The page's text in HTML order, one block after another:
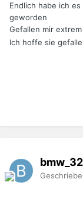
Endlich habe ich
geworden
Gefallen mir
Ich hoffe sie